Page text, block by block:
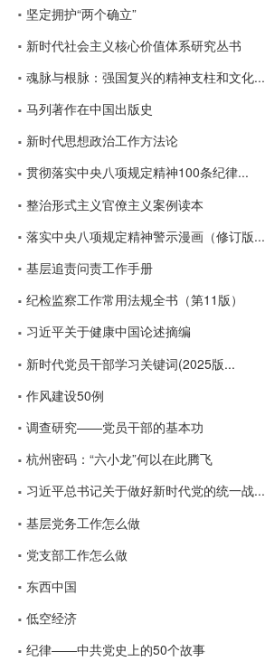
坚定拥护“两个确立”
新时代社会主义核心价值体系研究丛书
魂脉与根脉：强国复兴的精神支柱和文化...
马列著作在中国出版史
新时代思想政治工作方法论
贯彻落实中央八项规定精神100条纪律...
整治形式主义官僚主义案例读本
落实中央八项规定精神警示漫画（修订版...
基层追责问责工作手册
纪检监察工作常用法规全书（第11版）
习近平关于健康中国论述摘编
新时代党员干部学习关键词(2025版...
作风建设50例
调查研究——党员干部的基本功
杭州密码：“六小龙”何以在此腾飞
习近平总书记关于做好新时代党的统一战...
基层党务工作怎么做
党支部工作怎么做
东西中国
低空经济
纪律——中共党史上的50个故事